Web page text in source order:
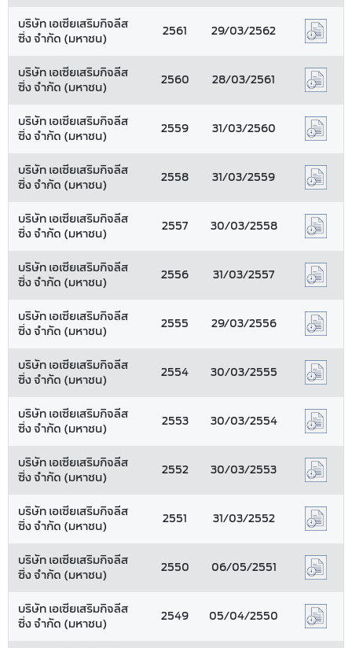
บริษัท เอเซียเสริมกิจลีส
ซิ่ง จำกัด (มหาชน)
2561 29/03/2562
บริษัท เอเซียเสริมกิจลีส
ซิ่ง จำกัด (มหาชน)
2560 28/03/2561
บริษัท เอเซียเสริมกิจลีส
ซิ่ง จำกัด (มหาชน)
2559 31/03/2560
บริษัท เอเซียเสริมกิจลีส
ซิ่ง จำกัด (มหาชน)
2558 31/03/2559
บริษัท เอเซียเสริมกิจลีส
ซิ่ง จำกัด (มหาชน)
2557 30/03/2558
บริษัท เอเซียเสริมกิจลีส
ซิ่ง จำกัด (มหาชน)
2556 31/03/2557
บริษัท เอเซียเสริมกิจลีส
ซิ่ง จำกัด (มหาชน)
2555 29/03/2556
บริษัท เอเซียเสริมกิจลีส
ซิ่ง จำกัด (มหาชน)
2554 30/03/2555
บริษัท เอเซียเสริมกิจลีส
ซิ่ง จำกัด (มหาชน)
2553 30/03/2554
บริษัท เอเซียเสริมกิจลีส
ซิ่ง จำกัด (มหาชน)
2552 30/03/2553
บริษัท เอเซียเสริมกิจลีส
ซิ่ง จำกัด (มหาชน)
2551 31/03/2552
บริษัท เอเซียเสริมกิจลีส
ซิ่ง จำกัด (มหาชน)
2550 06/05/2551
บริษัท เอเซียเสริมกิจลีส
ซิ่ง จำกัด (มหาชน)
2549 05/04/2550